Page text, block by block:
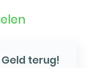
terug!